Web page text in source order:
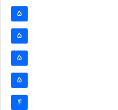
5
5
5
5
4